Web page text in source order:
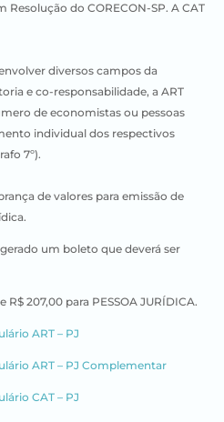
do CORECON-SP. A CAT
diversos campos da
e co-responsabilidade, a ART
de economistas ou pessoas
individual dos respectivos
7º).
de valores para emissão de
um boleto que deverá ser
R$ 207,00 para PESSOA JURÍDICA.
ART – PJ
ART – PJ Complementar
CAT – PJ